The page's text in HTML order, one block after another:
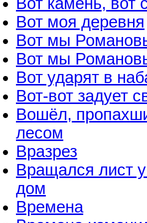
Вот камень, вот
Вот моя деревня
Вот мы
Вот мы
Вот ударят в
Вот-вот задует
Вошёл,
лесом
Вразрез
Вращался лист
дом
Времена